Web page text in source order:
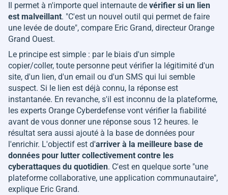
Il permet à n'importe quel internaute de vérifier si un lien
est malveillant. "C'est un nouvel outil qui permet de faire
une levée de doute", compare Eric Grand, directeur Orange
Grand Ouest.
Le principe est simple : par le biais d'un simple
copier/coller, toute personne peut vérifier la légitimité d'un
site, d'un lien, d'un email ou d'un SMS qui lui semble
suspect. Si le lien est déjà connu, la réponse est
instantanée. En revanche, s'il est inconnu de la plateforme,
les experts Orange Cyberdefense vont vérifier la fiabilité
avant de vous donner une réponse sous 12 heures. le
résultat sera aussi ajouté à la base de données pour
l'enrichir. L'objectif est d'arriver à la meilleure base de
données pour lutter collectivement contre les
cyberattaques du quotidien. C'est en quelque sorte "une
plateforme collaborative, une application communautaire",
explique Eric Grand.